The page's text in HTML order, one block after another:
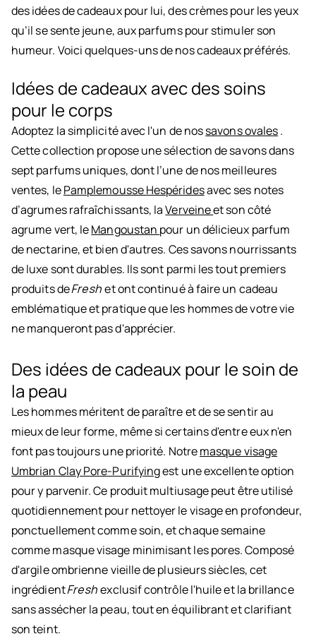
des idées de cadeaux pour lui, des crèmes pour les yeux
qu’il se sente jeune, aux parfums pour stimuler son
humeur. Voici quelques-uns de nos cadeaux préférés.
Idées de cadeaux avec des soins
pour le corps
Adoptez la simplicité avec l'un de nossavons ovales.
Cette collection propose une sélection de savons dans
sept parfums uniques, dont l’une de nos meilleures
ventes, lePamplemousse Hespéridesavec ses notes
d’agrumes rafraîchissants, laVerveineet son côté
agrume vert, leMangoustan pour un délicieux parfum
de nectarine, et bien d'autres. Ces savons nourrissants
de luxe sont durables. Ils sont parmi les tout premiers
produits deFreshet ont continué à faire un cadeau
emblématique et pratique que les hommes de votre vie
ne manqueront pas d'apprécier.
Des idées de cadeaux pour le soin de
la peau
Les hommes méritent de paraître et de se sentir au
mieux de leur forme, même si certains d'entre eux n'en
font pas toujours une priorité. Notremasque visage
Umbrian Clay Pore-Purifyingest une excellente option
pour y parvenir. Ce produit multiusage peut être utilisé
quotidiennement pour nettoyer le visage en profondeur,
ponctuellement comme soin, et chaque semaine
comme masque visage minimisant les pores. Composé
d'argile ombrienne vieille de plusieurs siècles, cet
ingrédientFreshexclusif contrôle l'huile et la brillance
sans assécher la peau, tout en équilibrant et clarifiant
son teint.